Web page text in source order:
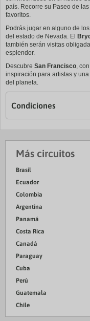
país. Recorre su Paseo de
favoritos.
Podrás jugar en alguno de
del estado de Nevada. El
también serán visitas
esplendor.
Descubre San Francisco,
inspiración para artistas y
del planeta.
Condiciones
Más circuitos
Brasil
Ecuador
Colombia
Argentina
Panamá
Costa Rica
Canadá
Paraguay
Cuba
Perú
Guatemala
Chile